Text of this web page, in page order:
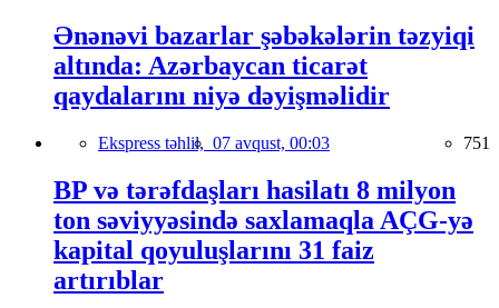
Ənənəvi bazarlar şəbəkələrin təzyiqi
altında: Azərbaycan ticarət
qaydalarını niyə dəyişməlidir
Ekspress təhlil, 07 avqust, 00:03 751
BP və tərəfdaşları hasilatı 8 milyon
ton səviyyəsində saxlamaqla AÇG-yə
kapital qoyuluşlarını 31 faiz
artırıblar